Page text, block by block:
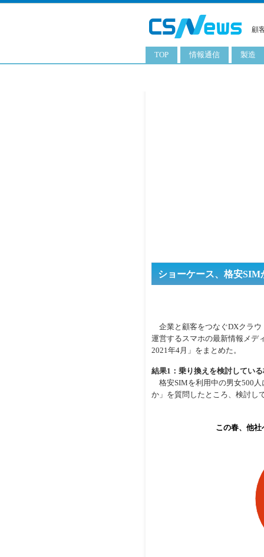
顧
TOP 情報通信 製造
ショーケース、格安
企業と顧客をつなぐDXクラウ
運営するスマホの最新情報メデ
2021年4月」をまとめた。
結果1：乗り換えを検討してい
格安SIMを利用中の男女500人
か」を質問したところ、検討し
この春、他